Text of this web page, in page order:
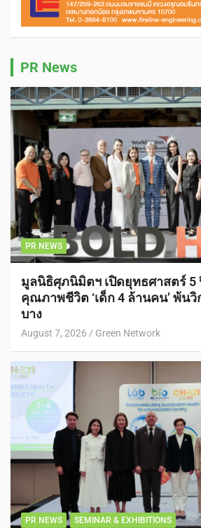
PR News
PR NEWS
มูลนิธิศุภนิมิตฯ เปิดยุทธศาสตร์ 5
คุณภาพชีวิต ‘เด็ก 4 ล้านคน’ พ้นวิ
บาง
August 7, 2026 Green Network
PR NEWS SEMINAR & EXHIBITIONS